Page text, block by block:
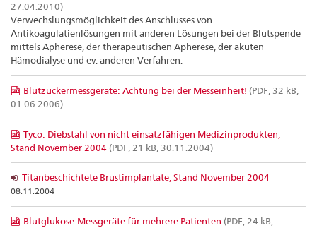
27.04.2010)
Verwechslungsmöglichkeit des Anschlusses von
Antikoagulatienlösungen mit anderen Lösungen bei der Blutspende
mittels Apherese, der therapeutischen Apherese, der akuten
Hämodialyse und ev. anderen Verfahren.
Blutzuckermessgeräte: Achtung bei der Messeinheit! (PDF, 32 kB,
01.06.2006)
Tyco: Diebstahl von nicht einsatzfähigen Medizinprodukten,
Stand November 2004 (PDF, 21 kB, 30.11.2004)
Titanbeschichtete Brustimplantate, Stand November 2004
08.11.2004
Blutglukose-Messgeräte für mehrere Patienten (PDF, 24 kB,